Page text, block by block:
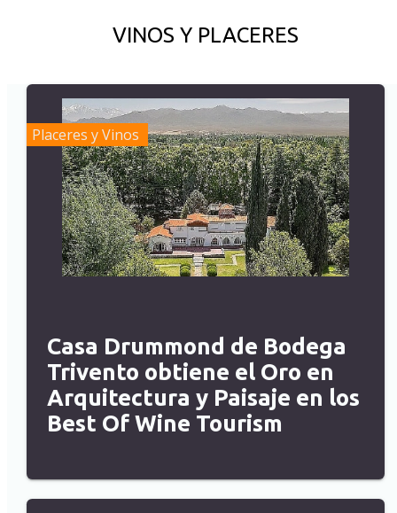
VINOS Y PLACERES
Placeres y Vinos
Casa Drummond de Bodega
Trivento obtiene el Oro en
Arquitectura y Paisaje en los
Best Of Wine Tourism